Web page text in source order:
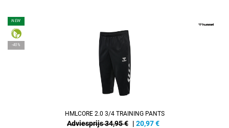
NEW
-40%
HMLCORE 2.0 3/4 TRAINING PANTS
Adviesprijs 34,95 € | 20,97€